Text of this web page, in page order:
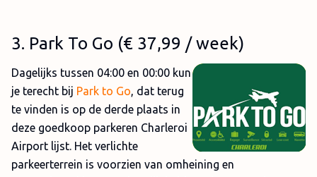
3. Park To Go (€ 37,99 / week)
Dagelijks tussen 04:00 en 00:00 kun
je terecht bij Park to Go, dat terug
te vinden is op de derde plaats in
deze goedkoop parkeren Charleroi
Airport lijst. Het verlichte
parkeerterrein is voorzien van omheining en